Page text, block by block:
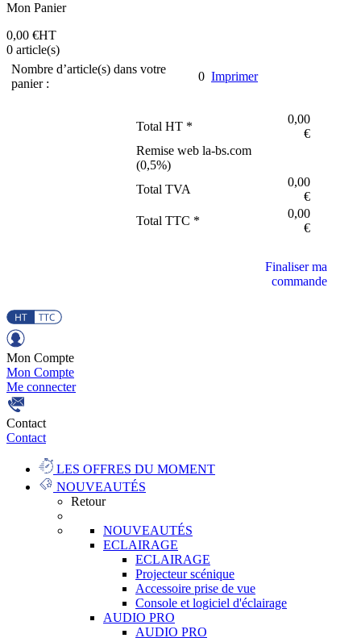
Mon Panier
0,00 €HT
0 article(s)
Nombre d’article(s) dans votre
panier :
0 Imprimer
Total HT *
0,00
€
Remise web la-bs.com
(0,5%)
Total TVA
0,00
€
Total TTC *
0,00
€
Finaliser ma
commande
Mon Compte
Mon Compte
Me connecter
Contact
Contact
LES OFFRES DU MOMENT
NOUVEAUTÉS
Retour
NOUVEAUTÉS
ECLAIRAGE
ECLAIRAGE
Projecteur scénique
Accessoire prise de vue
Console et logiciel d'éclairage
AUDIO PRO
AUDIO PRO